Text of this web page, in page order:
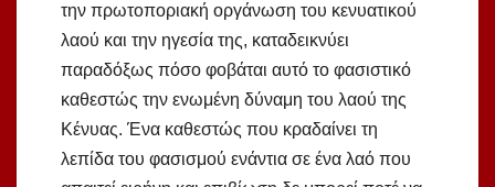
την πρωτοποριακή οργάνωση του κενυατικού
λαού και την ηγεσία της, καταδεικνύει
παραδόξως πόσο φοβάται αυτό το φασιστικό
καθεστώς την ενωμένη δύναμη του λαού της
Κένυας. Ένα καθεστώς που κραδαίνει τη
λεπίδα του φασισμού ενάντια σε ένα λαό που